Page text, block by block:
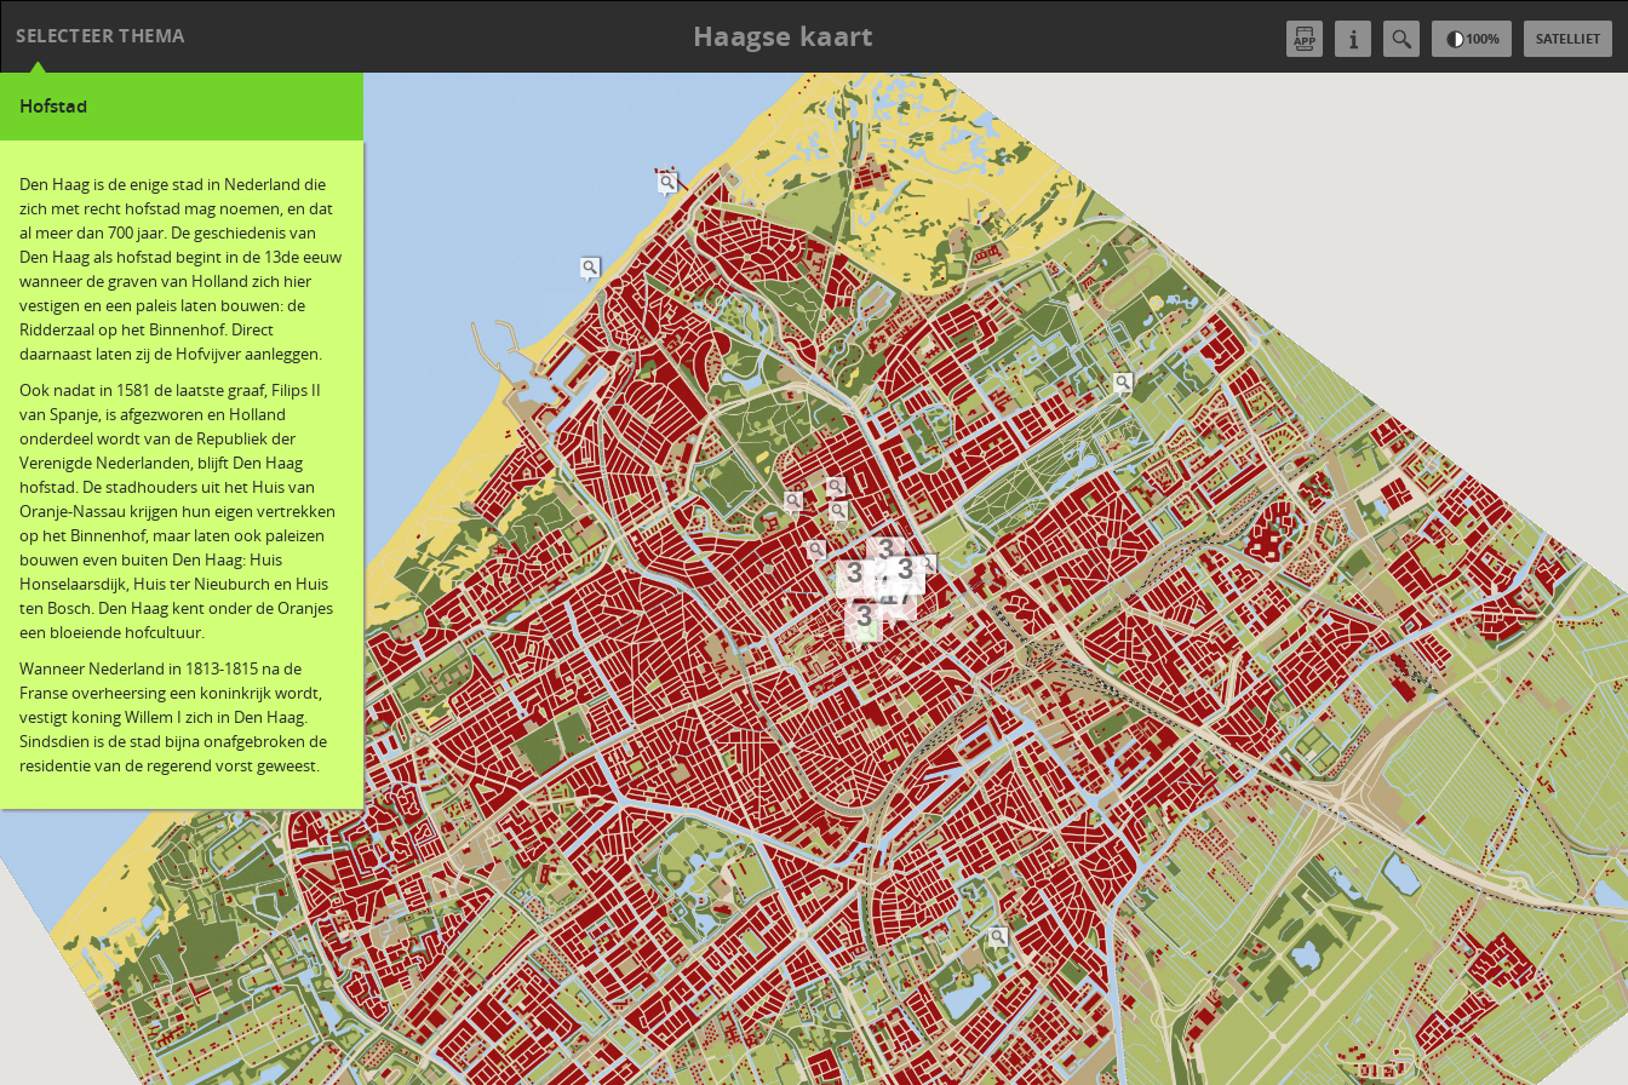
SELECTEER THEMA Haagse kaart SATELLIET
100%
Hofstad
Den Haag is de enige stad in Nederland die
zich met recht hofstad mag noemen, en dat
al meer dan 700 jaar. De geschiedenis van
Den Haag als hofstad begint in de 13de eeuw
wanneer de graven van Holland zich hier
vestigen en een paleis laten bouwen: de
Ridderzaal op het Binnenhof. Direct
daarnaast laten zij de Hofvijver aanleggen.
Ook nadat in 1581 de laatste graaf, Filips II
van Spanje, is afgezworen en Holland
onderdeel wordt van de Republiek der
Verenigde Nederlanden, blijft Den Haag
hofstad. De stadhouders uit het Huis van
Oranje-Nassau krijgen hun eigen vertrekken
op het Binnenhof, maar laten ook paleizen
bouwen even buiten Den Haag: Huis
Honselaarsdijk, Huis ter Nieuburch en Huis
ten Bosch. Den Haag kent onder de Oranjes
een bloeiende hofcultuur.
Wanneer Nederland in 1813-1815 na de
Franse overheersing een koninkrijk wordt,
vestigt koning Willem I zich in Den Haag.
Sindsdien is de stad bijna onafgebroken de
residentie van de regerend vorst geweest.
17
2
3
3
3 3